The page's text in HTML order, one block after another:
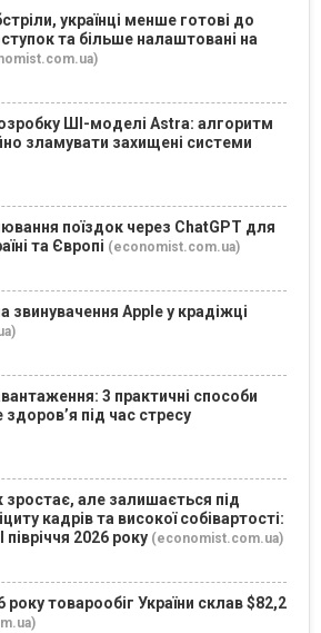
українці менше готові до
та більше налаштовані на
ШІ-моделі Astra: алгоритм
зламувати захищені системи
поїздок через ChatGPT для
та Європі (economist.com.ua)
звинувачення Apple у крадіжці
3 практичні способи
під час стресу
зростає, але залишається під
кадрів та високої собівартості:
2026 року (economist.com.ua)
року товарообіг України склав $82,2